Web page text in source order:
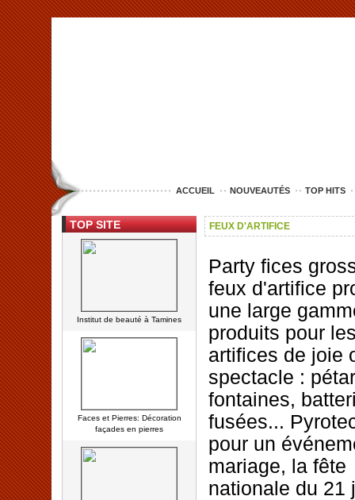
<img src="http://www.lille-entreprise.com/images/anim.jpg"
ACCUEIL NOUVEAUTÉS TOP HITS
TOP SITE
Institut de beauté à Tamines
Faces et Pierres: Décoration
façades en pierres
FEUX D'ARTIFICE
Party fices
feux d'artifice
une large
produits pour
artifices de joie
spectacle :
fontaines,
fusées...
pour un
mariage, la fête
nationale du 21